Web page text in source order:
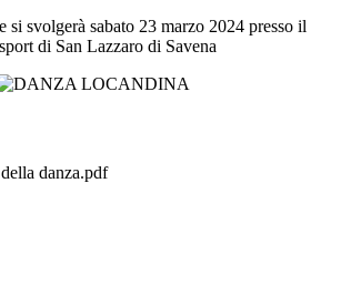
si svolgerà sabato 23 marzo 2024 presso il
di San Lazzaro di Savena
danza.pdf